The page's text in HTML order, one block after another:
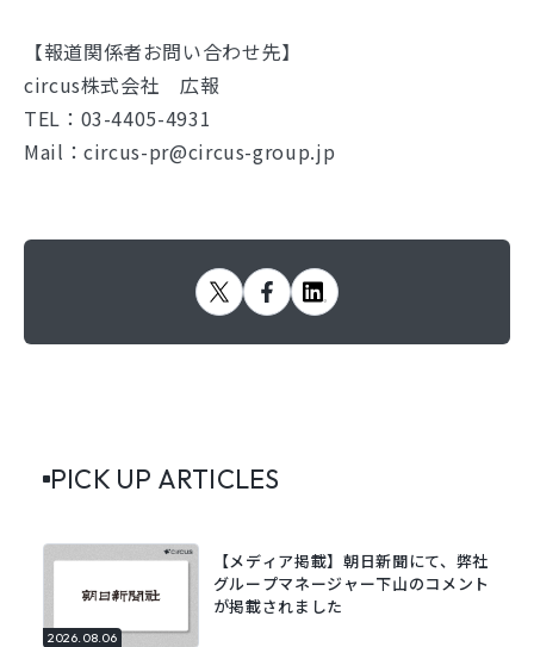
【報道関係者お問い合わせ先】
circus株式会社 広報
TEL：03-4405-4931
Mail：circus-pr@circus-group.jp
PICK UP ARTICLES
2026.08.06
【メディア掲載】朝日新聞にて、弊社
グループマネージャー下山のコメント
が掲載されました